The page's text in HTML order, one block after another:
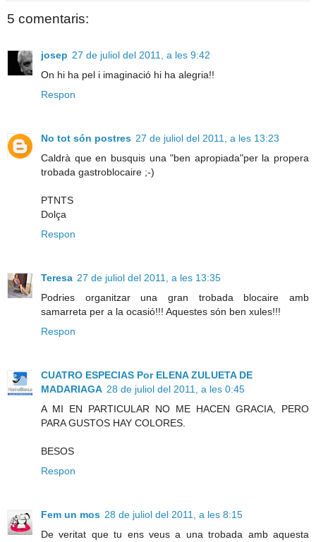
5 comentaris:
josep 27 de juliol del 2011, a les 9:42
On hi ha pel i imaginació hi ha alegria!!
Respon
No tot són postres 27 de juliol del 2011, a les 13:23
Caldrà que en busquis una "ben apropiada"per la propera
trobada gastroblocaire ;-)
PTNTS
Dolça
Respon
Teresa 27 de juliol del 2011, a les 13:35
Podries organitzar una gran trobada blocaire amb
samarreta per a la ocasió!!! Aquestes són ben xules!!!
Respon
CUATRO ESPECIAS Por ELENA ZULUETA DE
MADARIAGA 28 de juliol del 2011, a les 0:45
A MI EN PARTICULAR NO ME HACEN GRACIA, PERO
PARA GUSTOS HAY COLORES.
BESOS
Respon
Fem un mos 28 de juliol del 2011, a les 8:15
De veritat que tu ens veus a una trobada amb aquesta